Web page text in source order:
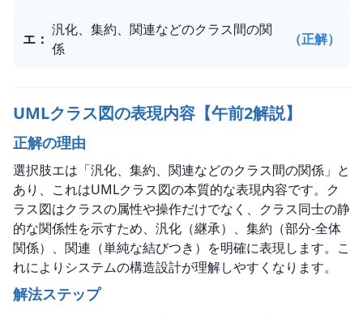
エ ：
汎化、集約、関連などのクラス間の関
係
（正解）
UMLクラス図の表現内容【午前2解説】
正解の理由
選択肢エは「汎化、集約、関連などのクラス間の関係」と
あり、これはUMLクラス図の本質的な表現内容です。ク
ラス図はクラスの属性や操作だけでなく、クラス同士の静
的な関係性を示すため、汎化（継承）、集約（部分-全体
関係）、関連（単純な結びつき）を明確に表現します。こ
れによりシステムの構造設計が理解しやすくなります。
解法ステップ